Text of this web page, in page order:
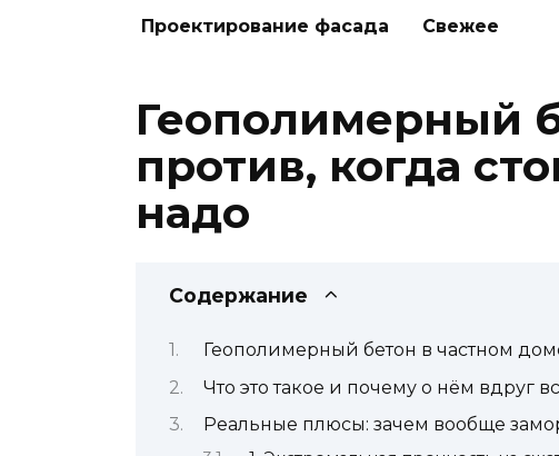
Проектирование фасада Свежее
Геополимерный
против, когда
надо
Содержание
Геополимерный бетон в частном
Что это такое и почему о нём вдруг
Реальные плюсы: зачем вообще